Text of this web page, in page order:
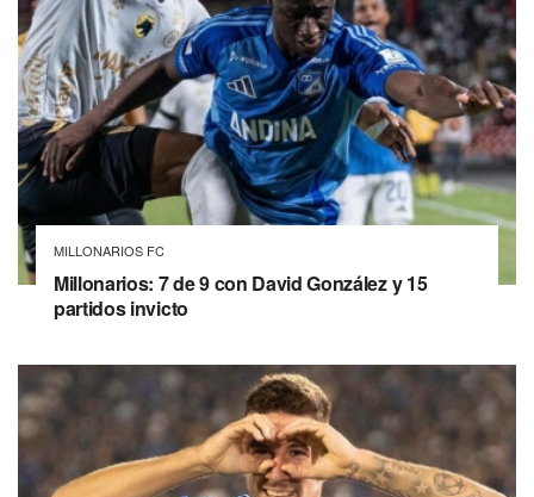
MILLONARIOS FC
Millonarios: 7 de 9 con David González y 15
partidos invicto